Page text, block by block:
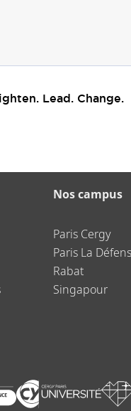
Lead. Change.
Nos campus
Paris Cergy
Paris La
Rabat
Singapour